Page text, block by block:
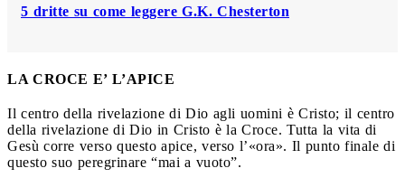
5 dritte su come leggere G.K. Chesterton
LA CROCE E’ L’APICE
Il centro della rivelazione di Dio agli uomini è Cristo; il centro
della rivelazione di Dio in Cristo è la Croce. Tutta la vita di
Gesù corre verso questo apice, verso l’«ora». Il punto finale di
questo suo peregrinare “mai a vuoto”.